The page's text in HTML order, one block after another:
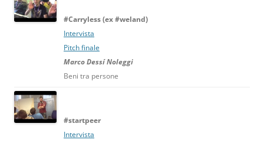
#Carryless (ex #weland)
Intervista
Pitch finale
Marco Dessí Noleggi
Beni tra persone
#startpeer
Intervista